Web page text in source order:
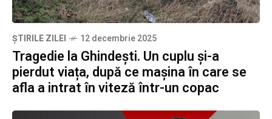
ȘTIRILE ZILEI 12 decembrie 2025
Tragedie la Ghindești. Un cuplu și-a
pierdut viața, după ce mașina în care se
afla a intrat în viteză într-un copac